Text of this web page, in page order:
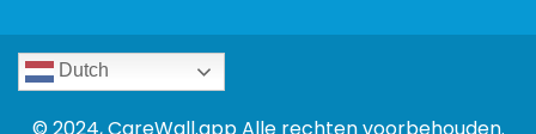
Dutch
© 2024, CareWall.app Alle rechten voorbehouden.